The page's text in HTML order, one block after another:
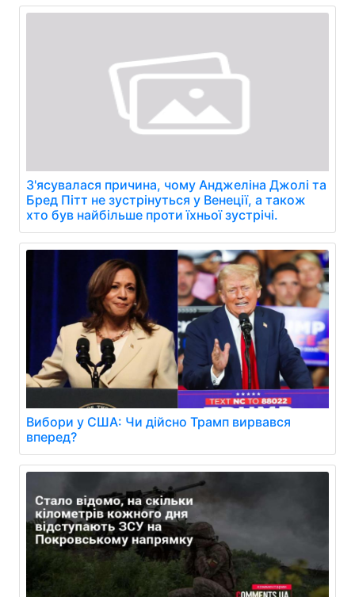
З'ясувалася причина, чому Анджеліна Джолі та
Бред Пітт не зустрінуться у Венеції, а також
хто був найбільше проти їхньої зустрічі.
Вибори у США: Чи дійсно Трамп вирвався
вперед?